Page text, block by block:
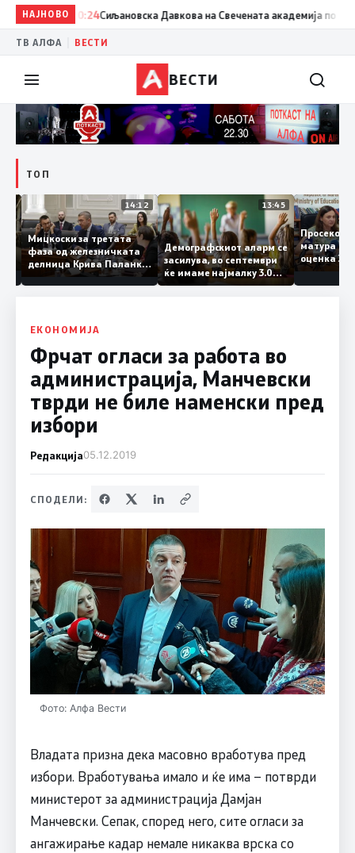
НАЈНОВО
20:24 Сиљановска Давкова на Свечената академија по повод
ТВ АЛФА ВЕСТИ
ВЕСТИ
ТОП
15:20
Во
14:12
Мицкоски за третата
фаза од железничката
делница Крива Паланка
– Деве Баир: Проектот
нема да заврши на
целина
13:45
Демографскиот аларм се
засилува, во септември
ќе имаме најмалку 3.000
првачиња помалку
матура
оценка
ЕКОНОМИЈА
Фрчат огласи за работа во
администрација, Манчевски
тврди не биле наменски пред
избори
Редакција05.12.2019
СПОДЕЛИ:
Фото: Алфа Вести
Владата призна дека масовно вработува пред
избори. Вработувања имало и ќе има – потврди
министерот за администрација Дамјан
Манчевски. Сепак, според него, сите огласи за
ангажирање кадар немале никаква врска со